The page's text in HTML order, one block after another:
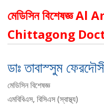
মেডিসিন বিশেষজ্ঞ
Chittagong
ডাঃ তাবাস্সুম
মেডিসিন বিশেষজ্ঞ
এমবিবিএস, বিসিএস (স্বাস্থ্য)